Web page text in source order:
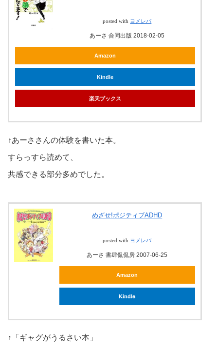
posted with ヨメレバ
あーさ 合同出版 2018-02-05
Amazon
Kindle
楽天ブックス
↑あーささんの体験を書いた本。
すらっすら読めて、
共感できる部分多めでした。
めざせ!ポジティブADHD
posted with ヨメレバ
あーさ 書肆侃侃房 2007-06-25
Amazon
Kindle
↑「ギャグがうるさい本」